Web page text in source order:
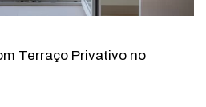
Terraço Privativo no